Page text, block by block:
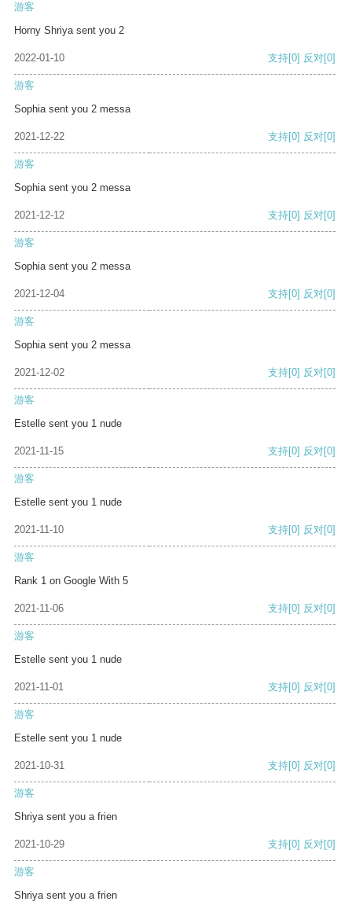
游客
Horny Shriya sent you 2
2022-01-10 支持[0] 反对[0]
游客
Sophia sent you 2 messa
2021-12-22 支持[0] 反对[0]
游客
Sophia sent you 2 messa
2021-12-12 支持[0] 反对[0]
游客
Sophia sent you 2 messa
2021-12-04 支持[0] 反对[0]
游客
Sophia sent you 2 messa
2021-12-02 支持[0] 反对[0]
游客
Estelle sent you 1 nude
2021-11-15 支持[0] 反对[0]
游客
Estelle sent you 1 nude
2021-11-10 支持[0] 反对[0]
游客
Rank 1 on Google With 5
2021-11-06 支持[0] 反对[0]
游客
Estelle sent you 1 nude
2021-11-01 支持[0] 反对[0]
游客
Estelle sent you 1 nude
2021-10-31 支持[0] 反对[0]
游客
Shriya sent you a frien
2021-10-29 支持[0] 反对[0]
游客
Shriya sent you a frien